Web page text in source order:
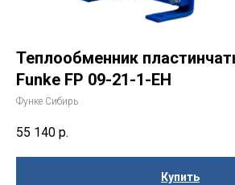
Теплообменник
Funke FP 09-21-1-EH
Функе Сибирь
55 140 р.
Купить